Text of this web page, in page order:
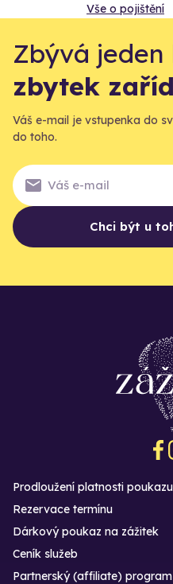
Vše o pojištění
Zbývá jeden
zbytek
Váš e-mail je vstupenka do
do toho.
Chci být u
Prodloužení platnosti poukazu
Rezervace termínu
Dárkový poukaz na zážitek
Ceník služeb
Partnerský (affiliate) program